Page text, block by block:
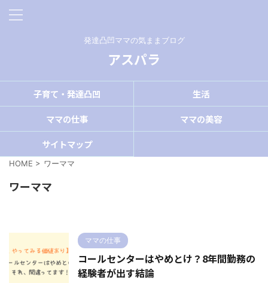
発達凸凹ママの気ままブログ
アスパラ
子育て・発達凸凹
生活
ママの仕事
ママの美容
サイトマップ
HOME > ワーママ
ワーママ
ママの仕事
コールセンターはやめとけ？8年間勤務の
経験者が出す結論